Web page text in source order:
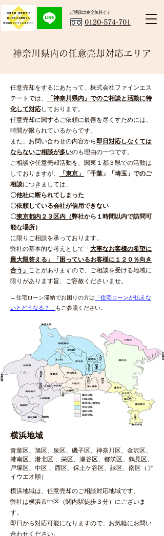
ご相談は完全無料です​
0120-574-701
神奈川県内の任意売却対応エリア
任意売却をするにあたって、株式会社ファインエス
テートでは、
「神奈川県内」でのご相談と活動に特
化して対応しております。
任意売却に関するご依頼に最善を尽くすためには、
時間が限られているからです。
​また、お問い合わせの内容から即日対応しなくては
ならないご相談が多いのも理由の一つです。
ご相談や任意売却活動を、関東１都３県での活動は
しておりますが、
「東京」
「千葉」「埼玉」でのご
相談につきましては、
〇他社に断られてしまった
〇依頼している会社が信用できない
〇東京都内２３区内（弊社から１時間以内で訪問可
能な場所）
​に限りご相談を承っております。
弊社の基本的な考えとして「 大事なお客様の希望に
最大限答える」「困っているお客様に１２０％向き
合う」 ことがありますので、ご相談を受ける地域に
限りがあります旨、ご容赦くださいませ。
→住宅ローン滞納でお困りの方は 「住宅ローンが払えな
いとどうなる？」
​もご参照ください。
横浜地域
青葉区、旭区、泉区、磯子区、神奈川区、金沢区、
港南区、港北区 、栄区、瀬谷区、都筑区、鶴見区、
戸塚区、中区 、西区、保土ケ谷区、緑区、南区（ア
イウエオ順）
横浜地域は、任意売却のご相談対応地域です。
弊社は横浜市中区（関内駅徒歩３分）にございま
す。
即日から対応可能になりますので、お気軽にお問い
合わせください。